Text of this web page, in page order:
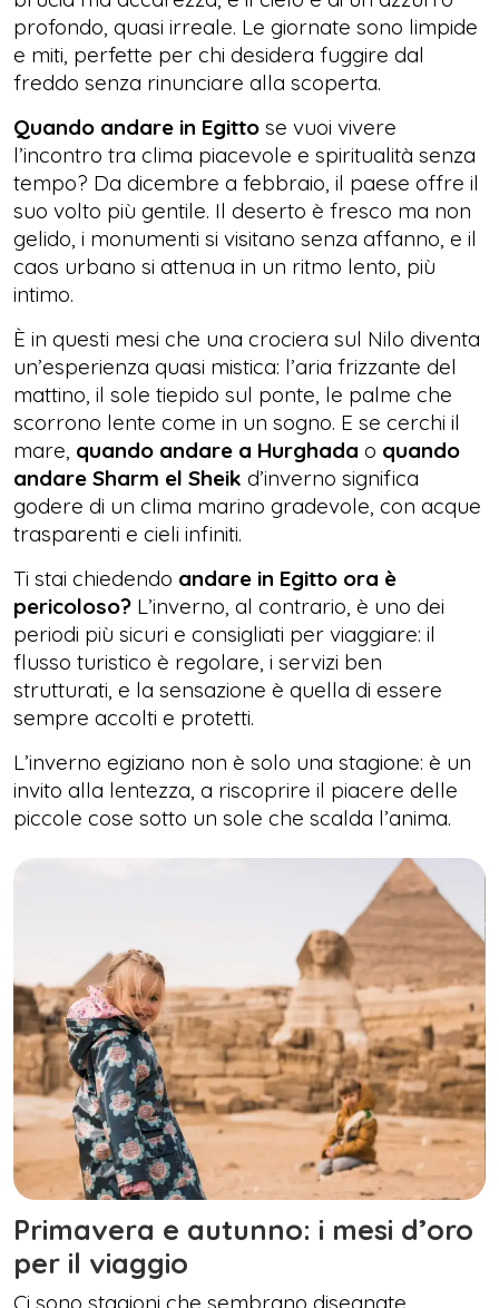
profondo, quasi irreale. Le giornate sono limpide
e miti, perfette per chi desidera fuggire dal
freddo senza rinunciare alla scoperta.
Quando andare in Egitto se vuoi vivere
l’incontro tra clima piacevole e spiritualità senza
tempo? Da dicembre a febbraio, il paese offre il
suo volto più gentile. Il deserto è fresco ma non
gelido, i monumenti si visitano senza affanno, e il
caos urbano si attenua in un ritmo lento, più
intimo.
È in questi mesi che una crociera sul Nilo diventa
un’esperienza quasi mistica: l’aria frizzante del
mattino, il sole tiepido sul ponte, le palme che
scorrono lente come in un sogno. E se cerchi il
mare, quando andare a Hurghada o quando
andare Sharm el Sheik d’inverno significa
godere di un clima marino gradevole, con acque
trasparenti e cieli infiniti.
Ti stai chiedendo andare in Egitto ora è
pericoloso? L’inverno, al contrario, è uno dei
periodi più sicuri e consigliati per viaggiare: il
flusso turistico è regolare, i servizi ben
strutturati, e la sensazione è quella di essere
sempre accolti e protetti.
L’inverno egiziano non è solo una stagione: è un
invito alla lentezza, a riscoprire il piacere delle
piccole cose sotto un sole che scalda l’anima.
Primavera e autunno: i mesi d’oro
per il viaggio
Ci sono stagioni che sembrano disegnate